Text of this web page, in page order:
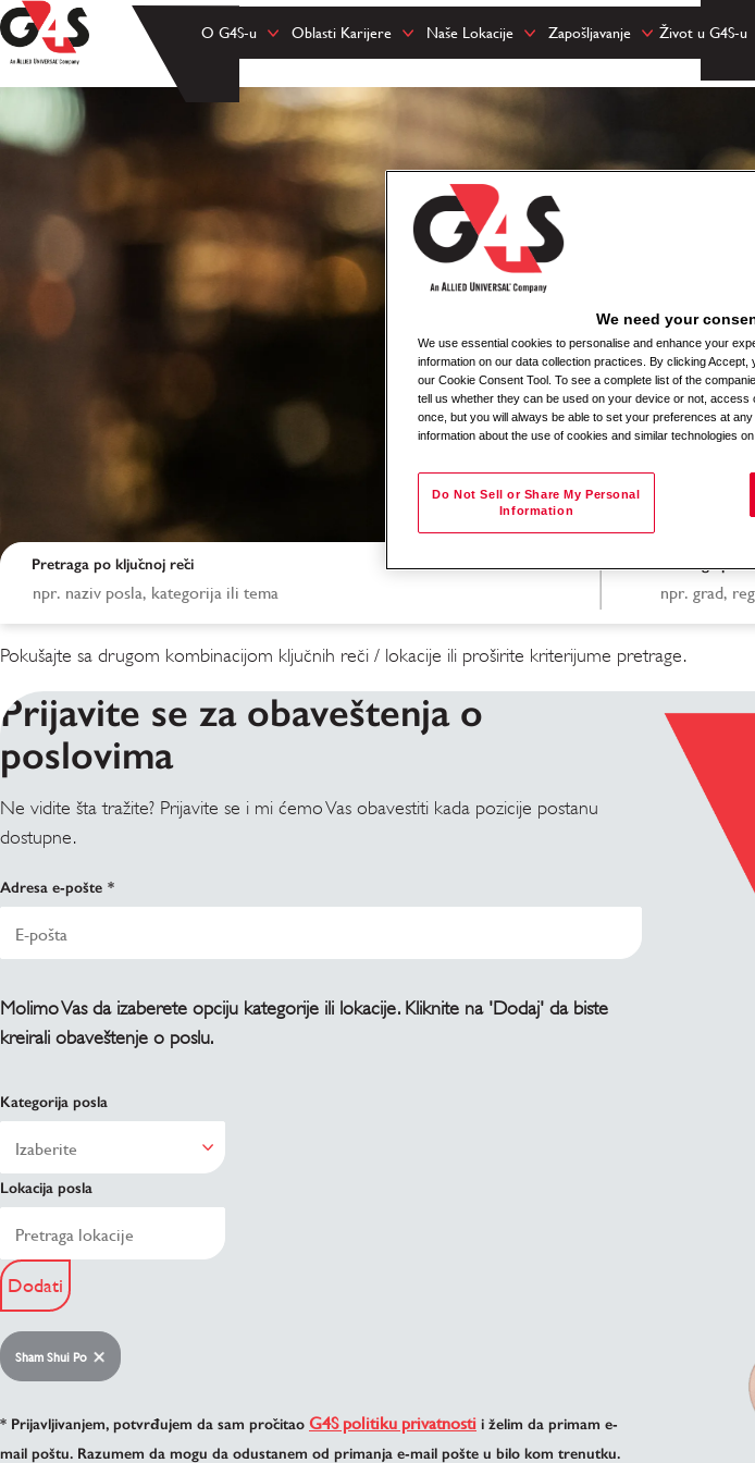
O G4S-u Oblasti Karijere Naše Lokacije Zapošljavanje Život u G4S-u
Rezultati pretrage
Pretraga po ključnoj reči Pretraga po
Pokušajte sa drugom kombinacijom ključnih reči / lokacije ili proširite kriterijume pretrage.
Prijavite se za obaveštenja o
poslovima
Ne vidite šta tražite? Prijavite se i mi ćemo Vas obavestiti kada pozicije postanu
dostupne.
Adresa e-pošte
Molimo Vas da izaberete opciju kategorije ili lokacije. Kliknite na 'Dodaj' da biste
kreirali obaveštenje o poslu.
Kategorija posla
Lokacija posla
Dodati
Sham Shui Po
* Prijavljivanjem, potvrđujem da sam pročitao G4S politiku privatnosti i želim da primam e-
mail poštu. Razumem da mogu da odustanem od primanja e-mail pošte u bilo kom trenutku.
We need your
We use essential cookies to personalise and enhance your
information on our data collection practices. By clicking
our Cookie Consent Tool. To see a complete list of the
tell us whether they can be used on your device or not,
once, but you will always be able to set your preferences at
information about the use of cookies and similar technologies
Do Not Sell or Share My Personal
Information